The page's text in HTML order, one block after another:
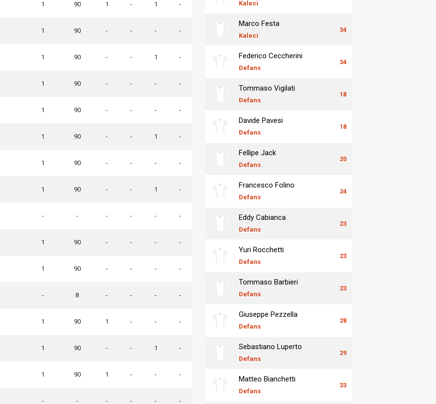
1 90 1 - 1 -
1 90 - - - -
1 90 - - 1 -
1 90 - - - -
1 90 - - - -
1 90 - - 1 -
1 90 - - - -
1 90 - - 1 -
- - - - - -
1 90 - - - -
1 90 - - - -
- 8 - - - -
1 90 1 - - -
1 90 - - 1 -
1 90 1 - - -
- - - - - -
Kaleci
Marco Festa
Kaleci
34
Federico Ceccherini
Defans
34
Tommaso Vigilati
Defans
18
Davide Pavesi
Defans
18
Fellipe Jack
Defans
20
Francesco Folino
Defans
24
Eddy Cabianca
Defans
23
Yuri Rocchetti
Defans
23
Tommaso Barbieri
Defans
23
Giuseppe Pezzella
Defans
28
Sebastiano Luperto
Defans
29
Matteo Bianchetti
Defans
33